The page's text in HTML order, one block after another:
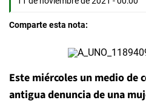
Comparte esta nota:
Este miércoles un medio de
antigua denuncia de una